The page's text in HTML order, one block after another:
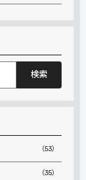
（53）
（35）